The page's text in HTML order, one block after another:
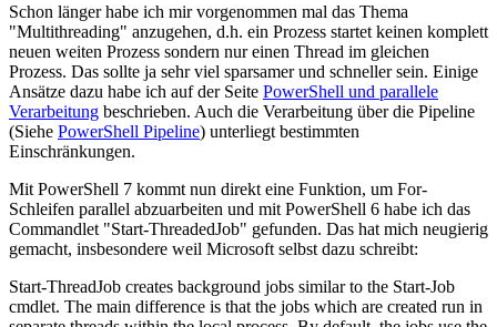
Schon länger habe ich mir vorgenommen mal das Thema
"Multithreading" anzugehen, d.h. ein Prozess startet keinen komplett
neuen weiten Prozess sondern nur einen Thread im gleichen
Prozess. Das sollte ja sehr viel sparsamer und schneller sein. Einige
Ansätze dazu habe ich auf der Seite PowerShell und parallele
Verarbeitung beschrieben. Auch die Verarbeitung über die Pipeline
(Siehe PowerShell Pipeline) unterliegt bestimmten
Einschränkungen.
Mit PowerShell 7 kommt nun direkt eine Funktion, um For-
Schleifen parallel abzuarbeiten und mit PowerShell 6 habe ich das
Commandlet "Start-ThreadedJob" gefunden. Das hat mich neugierig
gemacht, insbesondere weil Microsoft selbst dazu schreibt:
Start-ThreadJob creates background jobs similar to the Start-Job
cmdlet. The main difference is that the jobs which are created run in